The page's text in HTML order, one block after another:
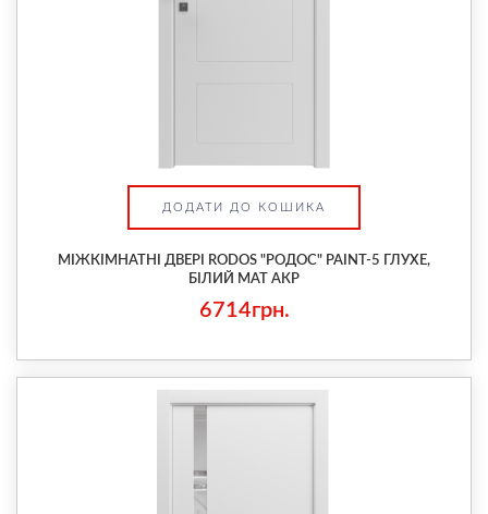
ДОДАТИ ДО КОШИКА
МІЖКІМНАТНІ ДВЕРІ RODOS "РОДОС" PAINT-5 ГЛУХЕ,
БІЛИЙ МАТ АКР
6714грн.